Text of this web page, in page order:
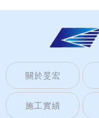
關於旻宏
施工實績